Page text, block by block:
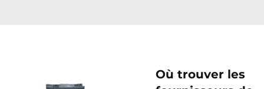
Où trouver les